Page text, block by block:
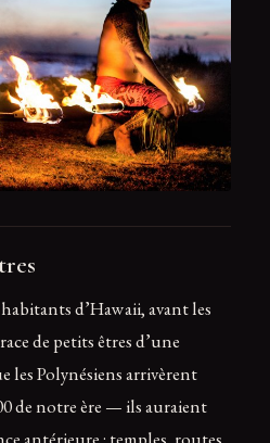
d’Hawaii, avant les
de petits êtres d’une
les Polynésiens arrivèrent
de notre ère — ils auraient
antérieure : temples, routes,